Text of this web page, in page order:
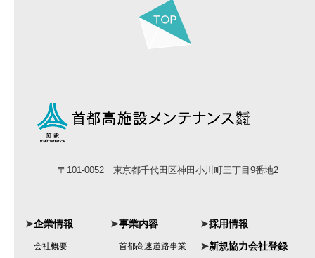
〒101-0052 東京都千代田区神田小川町三丁目9番地2
➤企業情報 ➤事業内容 ➤採用情報
会社概要 首都高速道路事業 ➤新規協力会社登録